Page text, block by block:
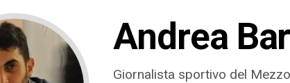
Andrea
Giornalista sportivo del